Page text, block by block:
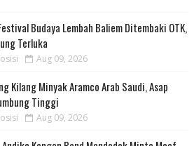
Budaya Lembah Baliem Ditembaki OTK,
Terluka
Aug 09, 2026
Kilang Minyak Aramco Arab Saudi, Asap
Tinggi
Aug 09, 2026